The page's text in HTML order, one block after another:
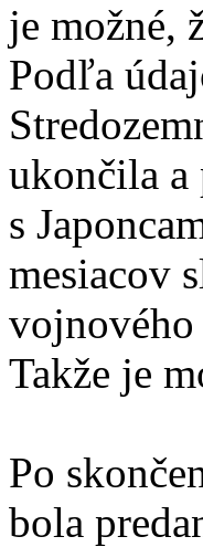
je možné,
Podľa
ukončila a
s
mesiacov
Takže je
Po
bola